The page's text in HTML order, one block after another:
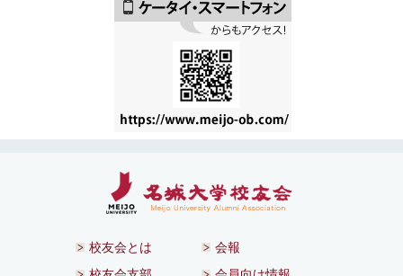
校友会とは
会報